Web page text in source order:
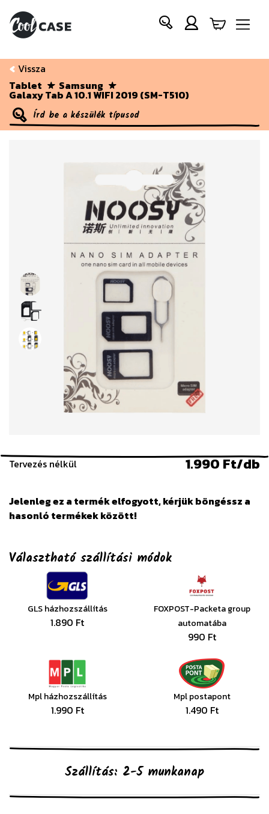
Vissza
Tablet
Samsung
Galaxy Tab A 10.1 WIFI 2019 (SM-T510)
Tervezés nélkül 1.990 Ft/db
Jelenleg ez a termék elfogyott, kérjük böngéssz a
hasonló termékek között!
Választható szállítási módok
GLS házhozszállítás
1.890 Ft
FOXPOST-Packeta group
automatába
990 Ft
Mpl házhozszállítás
1.990 Ft
Mpl postapont
1.490 Ft
Szállítás: 2-5 munkanap